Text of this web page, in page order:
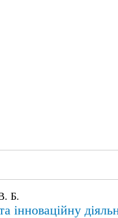
Б.
інноваційну